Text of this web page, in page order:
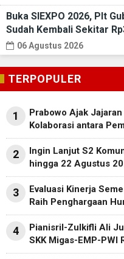
Buka SIEXPO 2026, Plt
Sudah Kembali Sekitar
06 Agustus 2026
TERPOPULER
1
Prabowo Ajak
Kolaborasi antara
2
Ingin Lanjut S2
hingga 22 Agustus
3
Evaluasi Kinerja
Raih Penghargaan
4
Pianisril-Zulkifli Ali
SKK Migas-EMP-PWI